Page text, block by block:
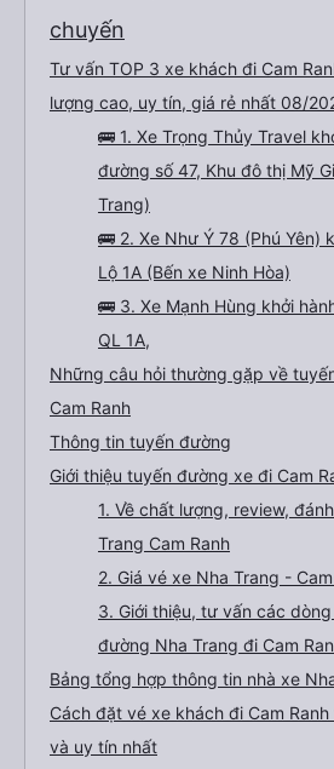
chuyến
Tư vấn TOP 3 xe khách đi Cam
lượng cao, uy tín, giá rẻ nhất 08/
🚌 1. Xe Trọng Thủy Travel
đường số 47, Khu đô thị Mỹ
Trang)
🚌 2. Xe Như Ý 78 (Phú Yên)
Lộ 1A (Bến xe Ninh Hòa)
🚌 3. Xe Mạnh Hùng khởi
QL 1A,
Những câu hỏi thường gặp về
Cam Ranh
Thông tin tuyến đường
Giới thiệu tuyến đường xe đi Cam
1. Về chất lượng, review,
Trang Cam Ranh
2. Giá vé xe Nha Trang -
3. Giới thiệu, tư vấn các
đường Nha Trang đi Cam
Bảng tổng hợp thông tin nhà xe
Cách đặt vé xe khách đi Cam
và uy tín nhất